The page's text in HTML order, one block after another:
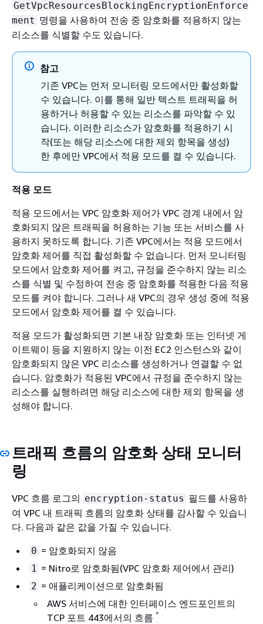
GetVpcResourcesBlockingEncryptionEnforce
ment 명령을 사용하여 전송 중 암호화를 적용하지 않는
리소스를 식별할 수도 있습니다.
참고
기존 VPC는 먼저 모니터링 모드에서만 활성화할
수 있습니다. 이를 통해 일반 텍스트 트래픽을 허
용하거나 허용할 수 있는 리소스를 파악할 수 있
습니다. 이러한 리소스가 암호화를 적용하기 시
작(또는 해당 리소스에 대한 제외 항목을 생성)
한 후에만 VPC에서 적용 모드를 켤 수 있습니다.
적용 모드
적용 모드에서는 VPC 암호화 제어가 VPC 경계 내에서 암
호화되지 않은 트래픽을 허용하는 기능 또는 서비스를 사
용하지 못하도록 합니다. 기존 VPC에서는 적용 모드에서
암호화 제어를 직접 활성화할 수 없습니다. 먼저 모니터링
모드에서 암호화 제어를 켜고, 규정을 준수하지 않는 리소
스를 식별 및 수정하여 전송 중 암호화를 적용한 다음 적용
모드를 켜야 합니다. 그러나 새 VPC의 경우 생성 중에 적용
모드에서 암호화 제어를 켤 수 있습니다.
적용 모드가 활성화되면 기본 내장 암호화 또는 인터넷 게
이트웨이 등을 지원하지 않는 이전 EC2 인스턴스와 같이
암호화되지 않은 VPC 리소스를 생성하거나 연결할 수 없
습니다. 암호화가 적용된 VPC에서 규정을 준수하지 않는
리소스를 실행하려면 해당 리소스에 대한 제외 항목을 생
성해야 합니다.
트래픽 흐름의 암호화 상태 모니터
링
VPC 흐름 로그의 encryption-status 필드를 사용하
여 VPC 내 트래픽 흐름의 암호화 상태를 감사할 수 있습니
다. 다음과 같은 값을 가질 수 있습니다.
0 = 암호화되지 않음
1 = Nitro로 암호화됨(VPC 암호화 제어에서 관리)
2 = 애플리케이션으로 암호화됨
AWS 서비스에 대한 인터페이스 엔드포인트의
TCP 포트 443에서의 흐름 *